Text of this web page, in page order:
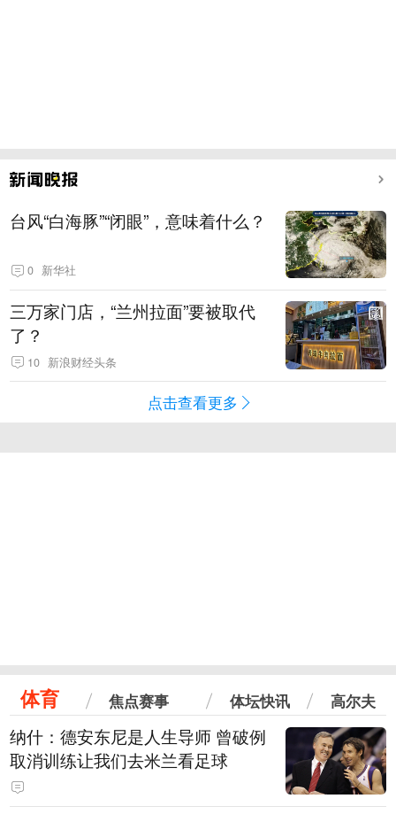
台风“白海豚”“闭眼”，意味着什么？
0 新华社
三万家门店，“兰州拉面”要被取代
了？
10 新浪财经头条
点击查看更多
体育 焦点赛事 体坛快讯 高尔夫
纳什：德安东尼是人生导师 曾破例
取消训练让我们去米兰看足球